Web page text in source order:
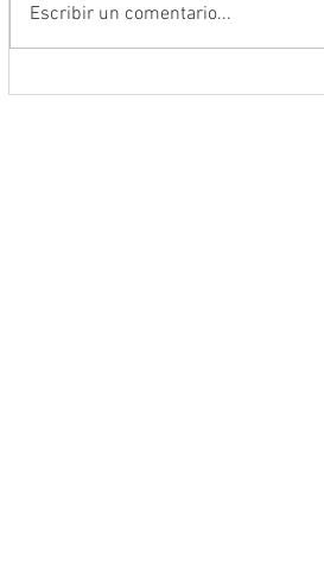
Escribir un comentario...